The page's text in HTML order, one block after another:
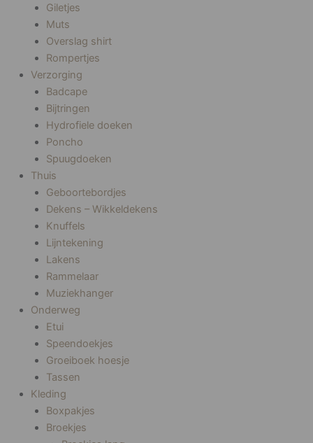
Giletjes
Muts
Overslag shirt
Rompertjes
Verzorging
Badcape
Bijtringen
Hydrofiele doeken
Poncho
Spuugdoeken
Thuis
Geboortebordjes
Dekens – Wikkeldekens
Knuffels
Lijntekening
Lakens
Rammelaar
Muziekhanger
Onderweg
Etui
Speendoekjes
Groeiboek hoesje
Tassen
Kleding
Boxpakjes
Broekjes